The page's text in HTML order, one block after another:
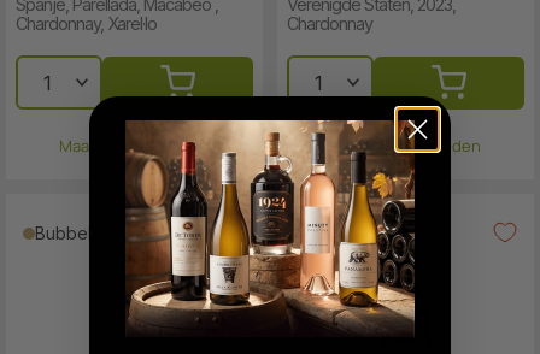
Spanje, Parellada, Macabeo ,
Chardonnay, Xarel·lo
Maandag verzonden
Verenigde Staten, 2023,
Chardonnay
Maandag verzonden
Bubbels Bubbels